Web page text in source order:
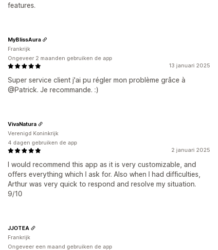
features.
13 januari 2025
Super service client j'ai pu régler mon problème grâce à
@Patrick. Je recommande. :)
MyBlissAura
Frankrijk
Ongeveer 2 maanden gebruiken de app
2 januari 2025
I would recommend this app as it is very customizable, and
offers everything which I ask for. Also when I had difficulties,
Arthur was very quick to respond and resolve my situation.
9/10
VivaNatura
Verenigd Koninkrijk
4 dagen gebruiken de app
JJOTEA
Frankrijk
Ongeveer een maand gebruiken de app